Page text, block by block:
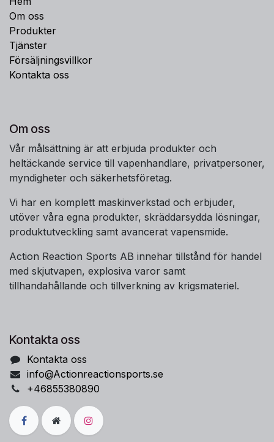
Om oss
Produkter
Tjänster
Försäljningsvillkor
Kontakta oss
Om oss
Vår målsättning är att erbjuda produkter och
heltäckande service till vapenhandlare, privatpersoner,
myndigheter och säkerhetsföretag.
Vi har en komplett maskinverkstad och erbjuder,
utöver våra egna produkter, skräddarsydda lösningar,
produktutveckling samt avancerat vapensmide.
Action Reaction Sports AB innehar tillstånd för handel
med skjutvapen, explosiva varor samt
tillhandahållande och tillverkning av krigsmateriel.
Kontakta oss
Kontakta oss
info@Actionreactionsports.se
+46855380890